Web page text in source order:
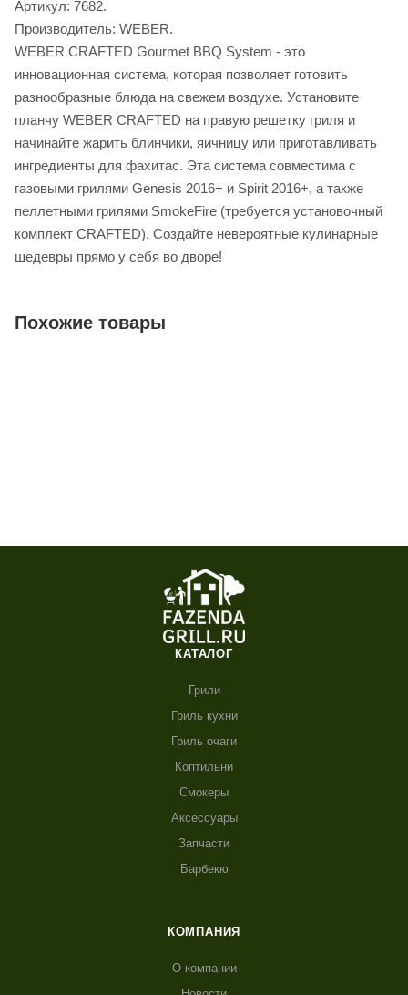
Артикул: 7682.
Производитель: WEBER.
WEBER CRAFTED Gourmet BBQ System - это
инновационная система, которая позволяет готовить
разнообразные блюда на свежем воздухе. Установите
планчу WEBER CRAFTED на правую решетку гриля и
начинайте жарить блинчики, яичницу или приготавливать
ингредиенты для фахитас. Эта система совместима с
газовыми грилями Genesis 2016+ и Spirit 2016+, а также
пеллетными грилями SmokeFire (требуется установочный
комплект CRAFTED). Создайте невероятные кулинарные
шедевры прямо у себя во дворе!
Похожие товары
КАТАЛОГ
Грили
Гриль кухни
Гриль очаги
Коптильни
Смокеры
Аксессуары
Запчасти
Барбекю
КОМПАНИЯ
О компании